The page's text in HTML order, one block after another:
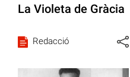
La Violeta de Gràcia
Redacció